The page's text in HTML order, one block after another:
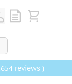
View quote,
Bekijk
reviews )